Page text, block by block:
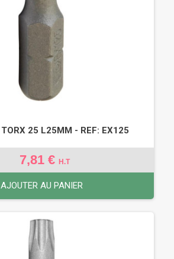
25 L25MM - REF: EX125
7,81 € H.T
AJOUTER AU PANIER